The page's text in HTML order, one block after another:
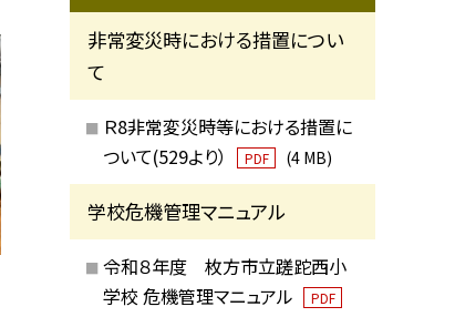
非常変災時における措置につい
て
Ｒ8非常変災時等における措置に
ついて(529より）
PDF (4 MB)
学校危機管理マニュアル
令和８年度 枚方市立蹉跎西小
学校 危機管理マニュアル
PDF